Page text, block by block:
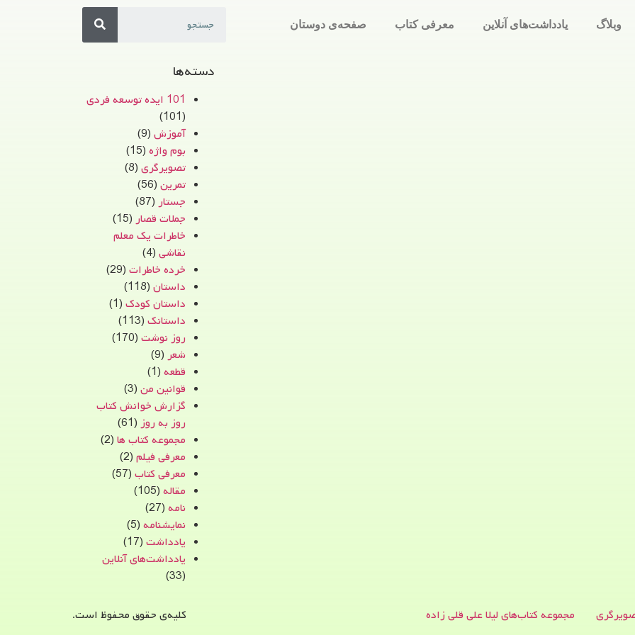
وبلاگ یادداشت‌های آنلاین معرفی کتاب صفحه‌ی دوستان
دسته‌ها
101 ایده توسعه فردی
(101)
آموزش(9)
بوم واژه(15)
تصویرگری(8)
تمرین(56)
جستار(87)
جملات قصار(15)
خاطرات یک معلم
نقاشی(4)
خرده خاطرات(29)
داستان(118)
داستان کودک(1)
داستانک(113)
روز نوشت(170)
شعر(9)
قطعه(1)
قوانین من(3)
گزارش خوانش کتاب
روز به روز(61)
مجموعه کتاب ها(2)
معرفی فیلم(2)
معرفی کتاب(57)
مقاله(105)
نامه(27)
نمایشنامه(5)
یادداشت(17)
یادداشت‌های آنلاین
(33)
مجموعه کتاب‌های لیلا علی قلی زاده کلیه‌ی حقوق محفوظ است.